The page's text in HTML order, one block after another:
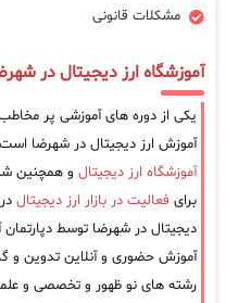
مشکلات قانونی
آموزشگاه ارز دیجیتال در
یکی از دوره های آموزشی پر
آموزش ارز دیجیتال در شهرضا
آموزشگاه ارز دیجیتال و همچنین
برای فعالیت در بازار ارز دیجیتال
دیجیتال در شهرضا توسط
آموزش حضوری و آنلاین تدوین و
رشته های نو ظهور و تخصصی و